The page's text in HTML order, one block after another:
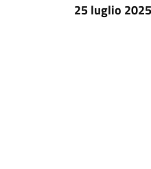
25 luglio 2025